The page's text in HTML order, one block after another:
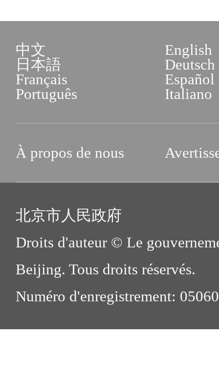
中文
English
日本語
Deutsch
Français
Español
Português
Italiano
À propos de nous
北京市人民政府
Droits d'auteur © Le
Beijing. Tous droits réservés.
Numéro d'enregistrement: